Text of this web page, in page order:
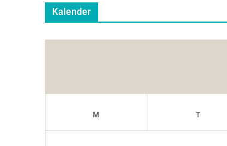
Kalender
M T